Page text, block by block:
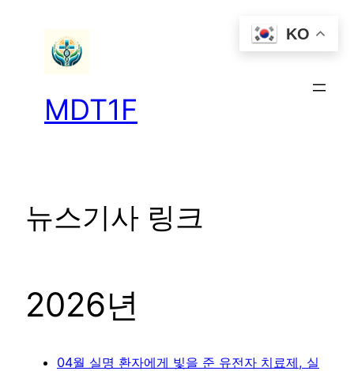
MDT1F
뉴스기사 링크
2026년
04월 실명 환자에게 빛을 준 유전자 치료제, 실
KO